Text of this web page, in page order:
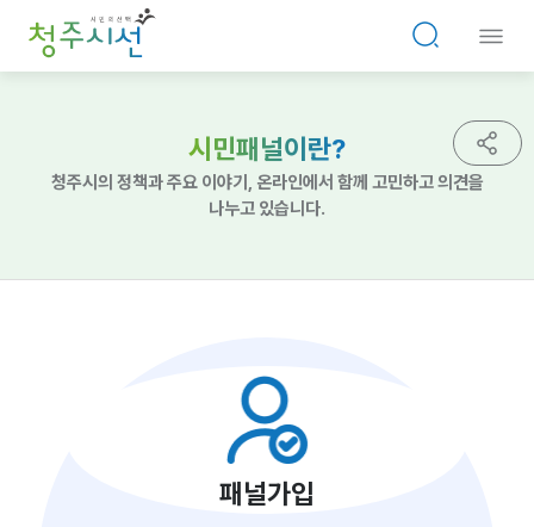
시민패널이란?
청주시의 정책과 주요 이야기, 온라인에서 함께 고민하고 의견을
나누고 있습니다.
패널가입